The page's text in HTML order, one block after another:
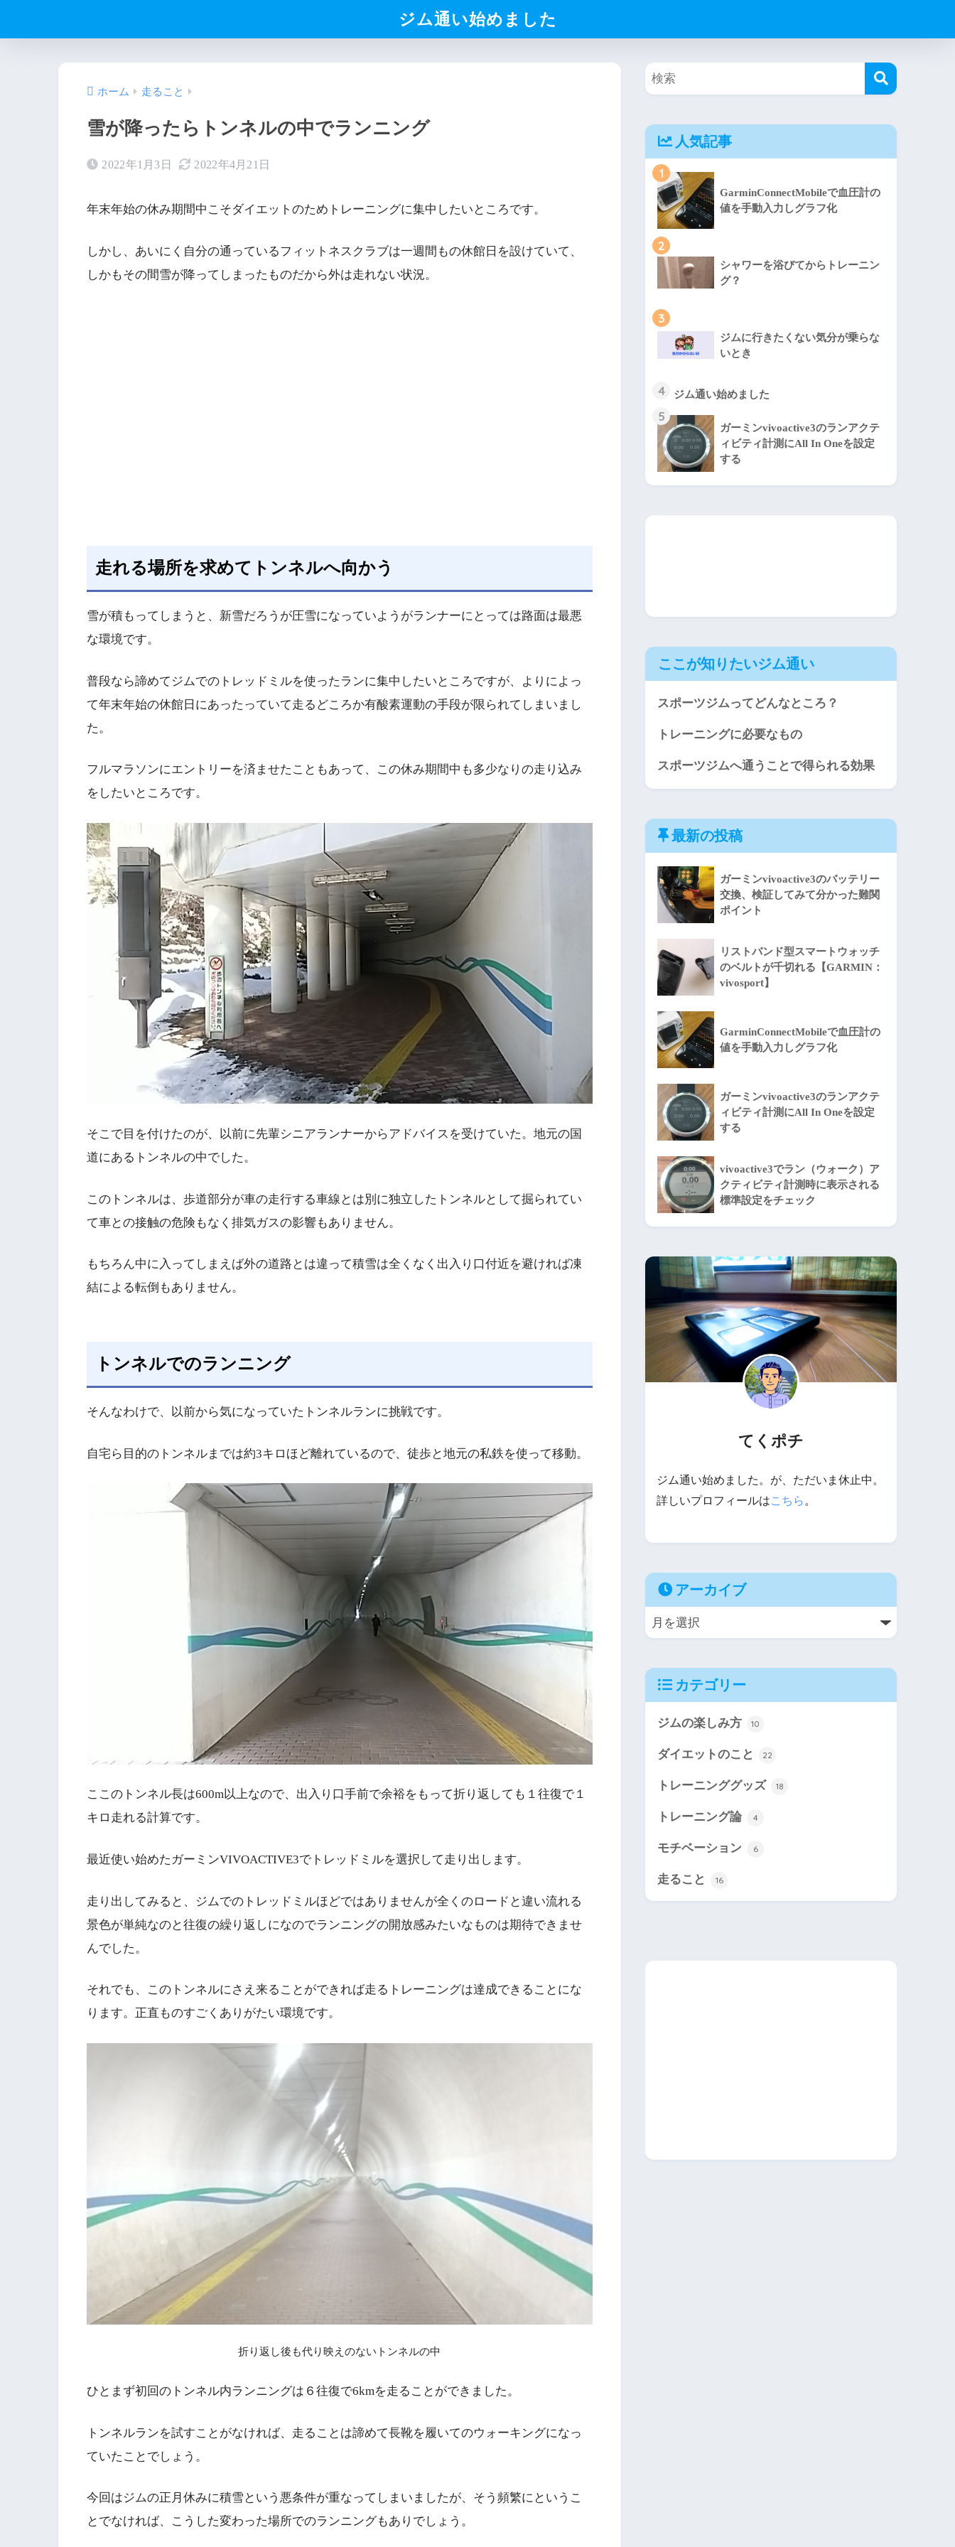
ジム通い始めました
ホーム 走ること
雪が降ったらトンネルの中でランニング
2022年1月3日 2022年4月21日
年末年始の休み期間中こそダイエットのためトレーニングに集中したいところです。
しかし、あいにく自分の通っているフィットネスクラブは一週間もの休館日を設けていて、
しかもその間雪が降ってしまったものだから外は走れない状況。
走れる場所を求めてトンネルへ向かう
雪が積もってしまうと、新雪だろうが圧雪になっていようがランナーにとっては路面は最悪
な環境です。
普段なら諦めてジムでのトレッドミルを使ったランに集中したいところですが、よりによっ
て年末年始の休館日にあったっていて走るどころか有酸素運動の手段が限られてしまいまし
た。
フルマラソンにエントリーを済ませたこともあって、この休み期間中も多少なりの走り込み
をしたいところです。
そこで目を付けたのが、以前に先輩シニアランナーからアドバイスを受けていた。地元の国
道にあるトンネルの中でした。
このトンネルは、歩道部分が車の走行する車線とは別に独立したトンネルとして掘られてい
て車との接触の危険もなく排気ガスの影響もありません。
もちろん中に入ってしまえば外の道路とは違って積雪は全くなく出入り口付近を避ければ凍
結による転倒もありません。
トンネルでのランニング
そんなわけで、以前から気になっていたトンネルランに挑戦です。
自宅ら目的のトンネルまでは約3キロほど離れているので、徒歩と地元の私鉄を使って移動。
ここのトンネル長は600m以上なので、出入り口手前で余裕をもって折り返しても１往復で１
キロ走れる計算です。
最近使い始めたガーミンVIVOACTIVE3でトレッドミルを選択して走り出します。
走り出してみると、ジムでのトレッドミルほどではありませんが全くのロードと違い流れる
景色が単純なのと往復の繰り返しになのでランニングの開放感みたいなものは期待できませ
んでした。
それでも、このトンネルにさえ来ることができれば走るトレーニングは達成できることにな
ります。正直ものすごくありがたい環境です。
折り返し後も代り映えのないトンネルの中
ひとまず初回のトンネル内ランニングは６往復で6kmを走ることができました。
トンネルランを試すことがなければ、走ることは諦めて長靴を履いてのウォーキングになっ
ていたことでしょう。
今回はジムの正月休みに積雪という悪条件が重なってしまいましたが、そう頻繁にというこ
とでなければ、こうした変わった場所でのランニングもありでしょう。
人気記事
1
GarminConnectMobileで血圧計の
値を手動入力しグラフ化
2
シャワーを浴びてからトレーニン
グ？
3
ジムに行きたくない気分が乗らな
いとき
4 ジム通い始めました
5
ガーミンvivoactive3のランアクテ
ィビティ計測にAll In Oneを設定
する
ここが知りたいジム通い
スポーツジムってどんなところ？
トレーニングに必要なもの
スポーツジムへ通うことで得られる効果
最新の投稿
ガーミンvivoactive3のバッテリー
交換、検証してみて分かった難関
ポイント
リストバンド型スマートウォッチ
のベルトが千切れる【GARMIN：
vivosport】
GarminConnectMobileで血圧計の
値を手動入力しグラフ化
ガーミンvivoactive3のランアクテ
ィビティ計測にAll In Oneを設定
する
vivoactive3でラン（ウォーク）ア
クティビティ計測時に表示される
標準設定をチェック
てくポチ
ジム通い始めました。が、ただいま休止中。
詳しいプロフィールはこちら 。
アーカイブ
カテゴリー
ジムの楽しみ方 10
ダイエットのこと 22
トレーニンググッズ 18
トレーニング論 4
モチベーション 6
走ること 16